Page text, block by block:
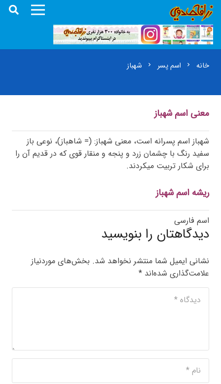
خانه chevron_right اسم پسر chevron_right شهباز
معنی اسم شهباز
شهباز اسم پسرانه است، معنی شهباز: (= شاهباز)، نوعی باز
سفید رنگ با چشمان زرد و پنجه و منقار قوی که در قدیم آن را
برای شکار تربیت میکردند.
ریشه اسم شهباز
اسم فارسی
دیدگاهتان را بنویسید
نشانی ایمیل شما منتشر نخواهد شد. بخش‌های موردنیاز
علامت‌گذاری شده‌اند *